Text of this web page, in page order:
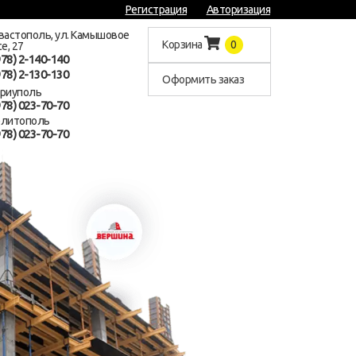
Регистрация
Авторизация
ул. Камышовое
27
2-140-140
2-130-130
023-70-70
023-70-70
Корзина 0
Оформить заказ